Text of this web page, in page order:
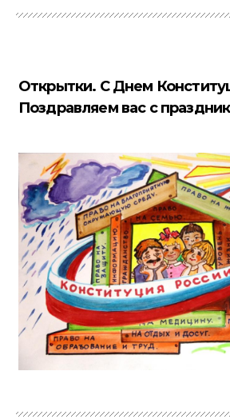
Открытки. С Днем
Поздравляем вас с